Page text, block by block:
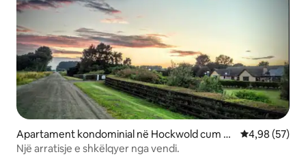
Apartament kondominial në Hockwold cum W
ilton
Vlerësimi
4,98 (57)
Një arratisje e shkëlqyer nga vendi.